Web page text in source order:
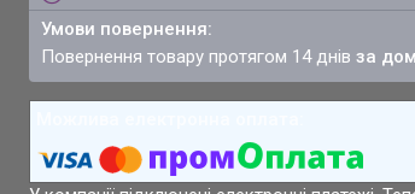
повернення товару протягом 14 днівза